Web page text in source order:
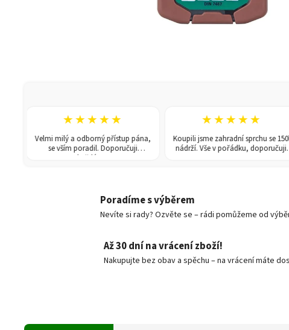
★★★★★
Velmi milý a odborný přístup pána,
se vším poradil. Doporučuji
každému!
★★★★★
Koupili jsme zahradní sprchu se 150l
nádrží. Vše v pořádku, doporučuji.
Poradíme s výběrem
Nevíte si rady? Ozvěte se – rádi pomůžeme od
Až 30 dní na vrácení zboží!
Nakupujte bez obav a spěchu – na vrácení máte